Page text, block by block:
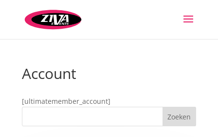
Account
[ultimatemember_account]
Zoeken